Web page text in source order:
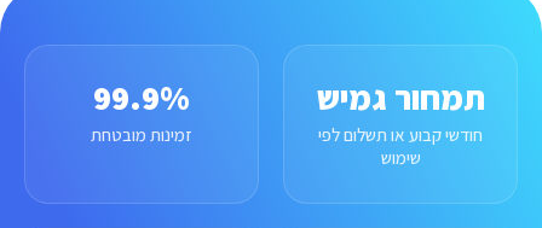
תמחור גמיש
חודשי קבוע או תשלום לפי
שימוש
99.9%
זמינות מובטחת